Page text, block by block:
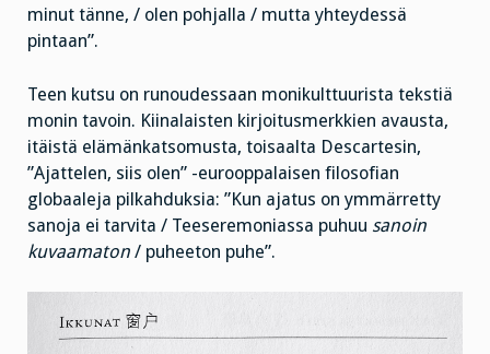
minut tänne, / olen pohjalla / mutta yhteydessä
pintaan”.
Teen kutsu on runoudessaan monikulttuurista tekstiä
monin tavoin. Kiinalaisten kirjoitusmerkkien avausta,
itäistä elämänkatsomusta, toisaalta Descartesin,
”Ajattelen, siis olen” -eurooppalaisen filosofian
globaaleja pilkahduksia: ”Kun ajatus on ymmärretty
sanoja ei tarvita / Teeseremoniassa puhuu sanoin
kuvaamaton / puheeton puhe”.